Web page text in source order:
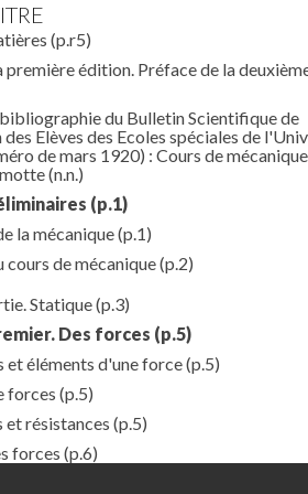
(p.r5)
première édition. Préface de la
du Bulletin Scientifique de
Elèves des Ecoles spéciales de
de mars 1920) : Cours de
(n.n.)
(p.1)
la mécanique(p.1)
cours de mécanique(p.2)
Statique(p.3)
Des forces (p.5)
et éléments d'une force(p.5)
forces (p.5)
et résistances (p.5)
forces (p.6)